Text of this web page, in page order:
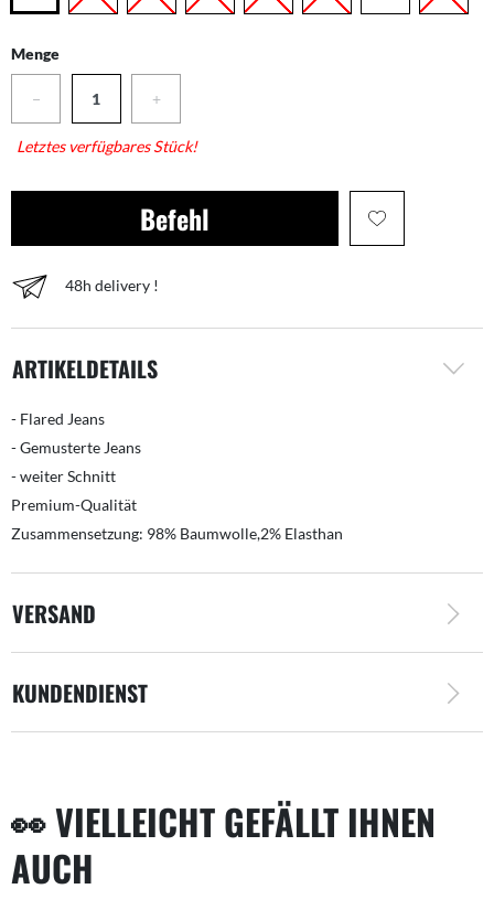
Menge
− +
Letztes verfügbares Stück!
Befehl
48h delivery !
ARTIKELDETAILS
- Flared Jeans
- Gemusterte Jeans
- weiter Schnitt
Premium-Qualität
Zusammensetzung: 98% Baumwolle,2% Elasthan
VERSAND
KUNDENDIENST
👀 VIELLEICHT GEFÄLLT IHNEN
AUCH